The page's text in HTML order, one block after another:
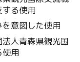
る使用
意図した使用
人青森県観光国
用